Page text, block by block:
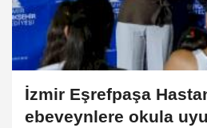
İzmir Eşrefpaşa
ebeveynlere okula